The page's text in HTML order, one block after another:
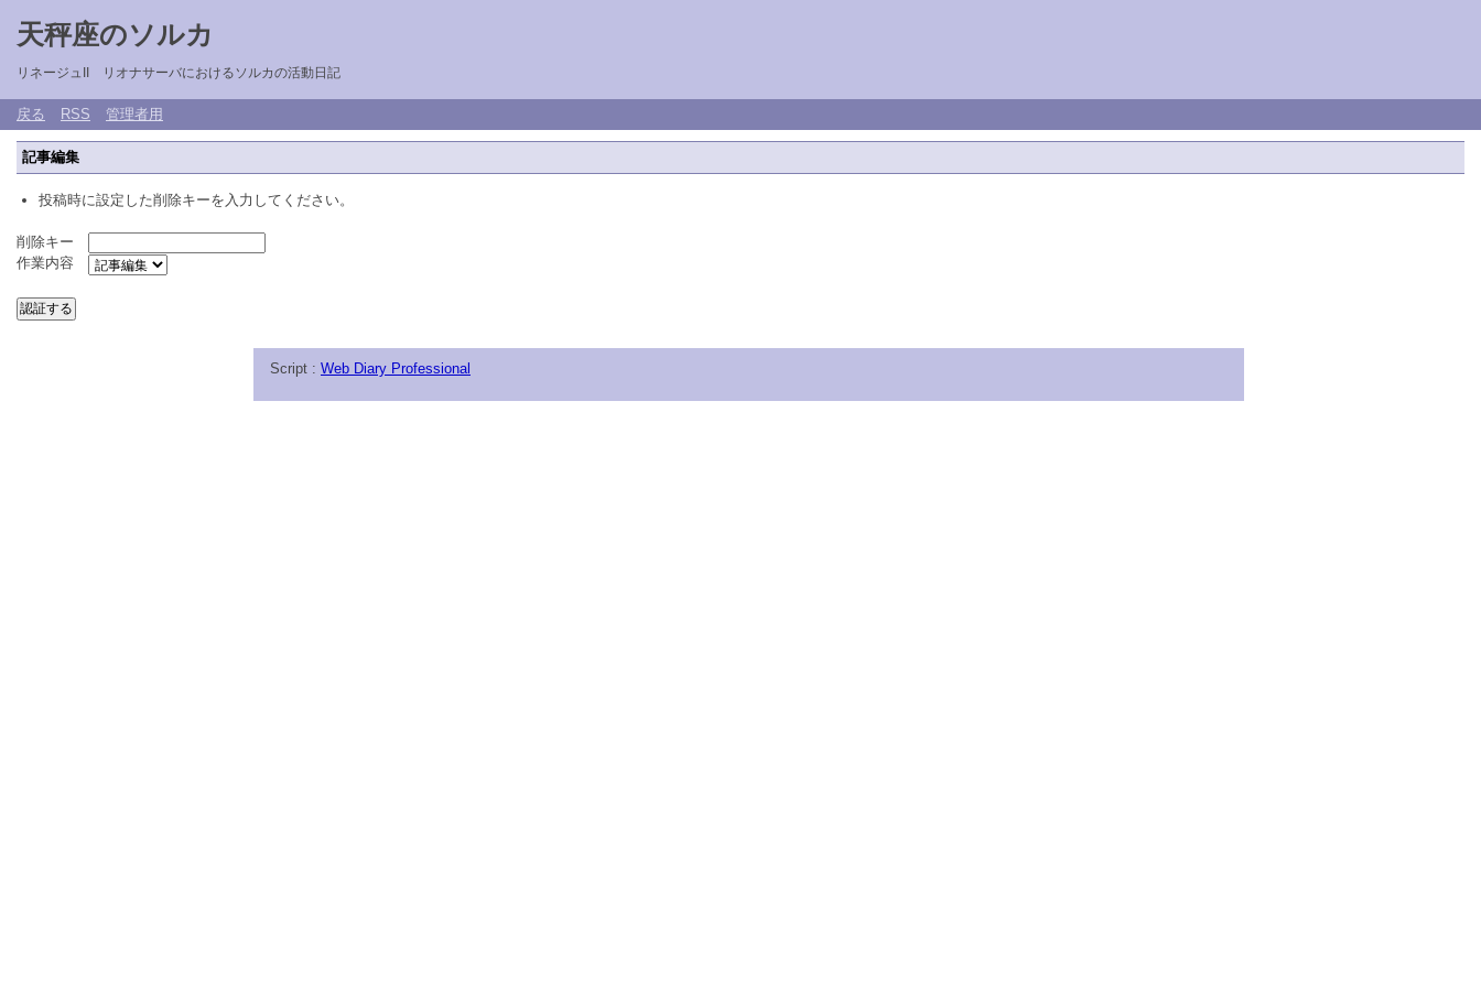
天秤座のソルカ
リネージュII リオナサーバにおけるソルカの活動日記
戻る RSS 管理者用
記事編集
投稿時に設定した削除キーを入力してください。
削除キー
作業内容
Script : Web Diary Professional